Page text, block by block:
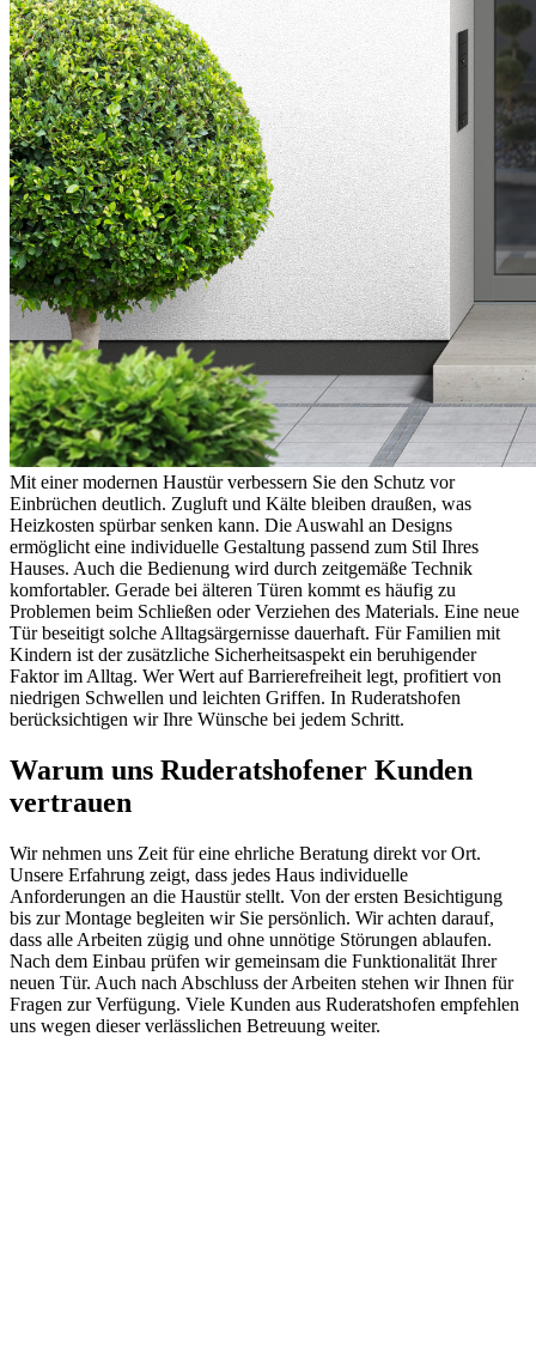
Mit einer modernen Haustür verbessern Sie den Schutz vor
Einbrüchen deutlich. Zugluft und Kälte bleiben draußen, was
Heizkosten spürbar senken kann. Die Auswahl an Designs
ermöglicht eine individuelle Gestaltung passend zum Stil Ihres
Hauses. Auch die Bedienung wird durch zeitgemäße Technik
komfortabler. Gerade bei älteren Türen kommt es häufig zu
Problemen beim Schließen oder Verziehen des Materials. Eine neue
Tür beseitigt solche Alltagsärgernisse dauerhaft. Für Familien mit
Kindern ist der zusätzliche Sicherheitsaspekt ein beruhigender
Faktor im Alltag. Wer Wert auf Barrierefreiheit legt, profitiert von
niedrigen Schwellen und leichten Griffen. In Ruderatshofen
berücksichtigen wir Ihre Wünsche bei jedem Schritt.
Warum uns Ruderatshofener Kunden
vertrauen
Wir nehmen uns Zeit für eine ehrliche Beratung direkt vor Ort.
Unsere Erfahrung zeigt, dass jedes Haus individuelle
Anforderungen an die Haustür stellt. Von der ersten Besichtigung
bis zur Montage begleiten wir Sie persönlich. Wir achten darauf,
dass alle Arbeiten zügig und ohne unnötige Störungen ablaufen.
Nach dem Einbau prüfen wir gemeinsam die Funktionalität Ihrer
neuen Tür. Auch nach Abschluss der Arbeiten stehen wir Ihnen für
Fragen zur Verfügung. Viele Kunden aus Ruderatshofen empfehlen
uns wegen dieser verlässlichen Betreuung weiter.